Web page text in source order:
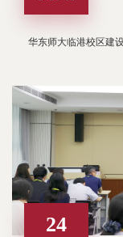
华东师大临港校区建
24